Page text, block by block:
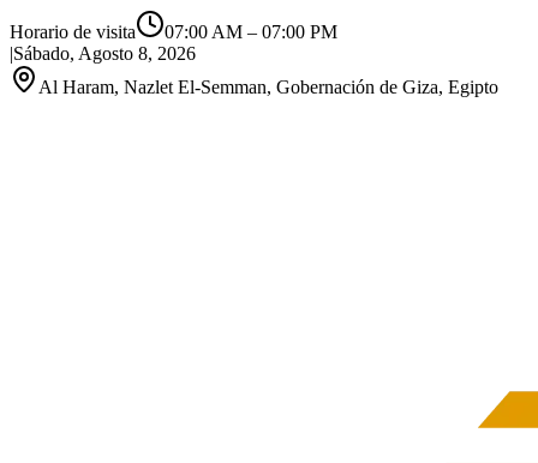
Horario de visita 07:00 AM – 07:00 PM
|Sábado, Agosto 8, 2026
Al Haram, Nazlet El-Semman, Gobernación de Giza, Egipto